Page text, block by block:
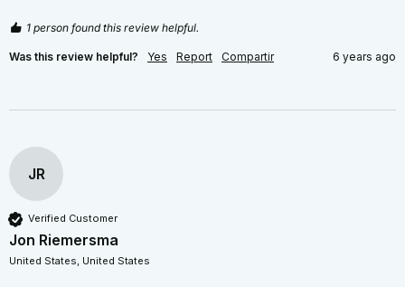
1 person found this review helpful.
Was this review helpful? Yes Report Compartir 6 years ago
JR
Verified Customer
Jon Riemersma
United States, United States